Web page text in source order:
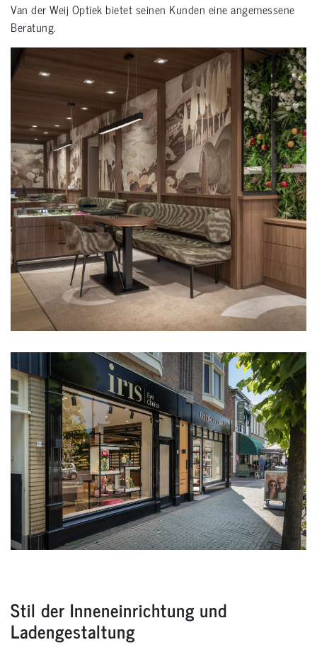
Van der Weij Optiek bietet seinen Kunden eine angemessene
Beratung.
Stil der Inneneinrichtung und
Ladengestaltung